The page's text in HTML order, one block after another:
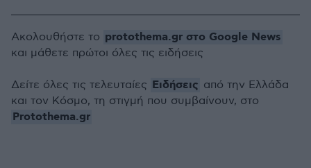
Ακολουθήστε το protothema.gr στο Google News
και μάθετε πρώτοι όλες τις ειδήσεις
Δείτε όλες τις τελευταίες Ειδήσεις από την Ελλάδα
και τον Κόσμο, τη στιγμή που συμβαίνουν, στο
Protothema.gr